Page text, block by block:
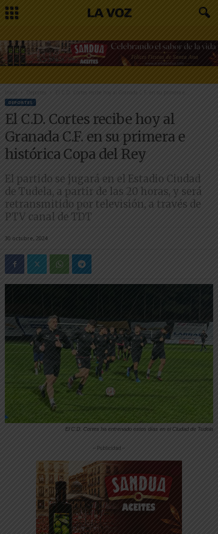
Inicio El C.D. Cortes recibe hoy al Granada C.F. en su primera e...
DEPORTES
El C.D. Cortes recibe hoy al
Granada C.F. en su primera e
histórica Copa del Rey
El partido se jugará en el Estadio Ciudad
de Tudela, a partir de las 20 horas, y será
retransmitido por televisión, a través de
PTV canal de TDT
30 octubre, 2024
El C.D. Cortes ha entrenado estos días en el Ciudad de Tudela
-- Publicidad --